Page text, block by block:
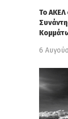
Το ΑΚΕΛ
6